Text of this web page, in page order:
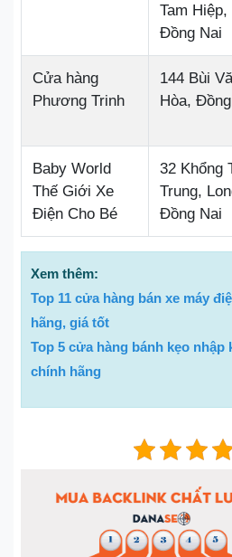
Tam
Đồng Nai
Cửa hàng
Phương Trinh
144 Bùi
Hòa,
Baby World
Thế Giới Xe
Điện Cho Bé
32 Khổng
Trung,
Đồng Nai
Xem thêm:
Top 11 cửa hàng bán xe máy
hãng, giá tốt
Top 5 cửa hàng bánh kẹo
chính hãng